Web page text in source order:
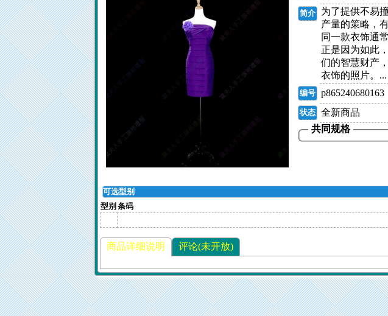
简介
为了提供不易
产量的策略，
同一款衣饰通
正是因为如此
们的智慧财产
衣饰的照片。...
编号 p865240680163
状态
全新商品
共同规格
可选型别
型别 条码
商品详细说明 评论(未开放)